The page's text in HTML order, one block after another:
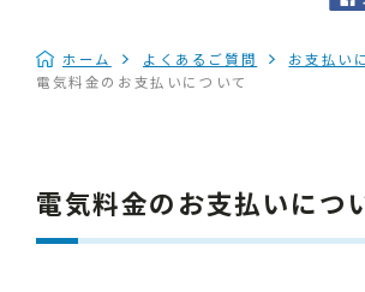
ホーム よくあるご質問
お支払い
電気料金のお支払いについて
電気料金のお支払いにつ